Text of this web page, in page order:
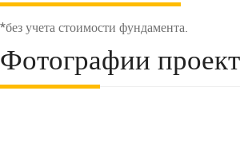
*без учета стоимости фундамента.
Фотографии